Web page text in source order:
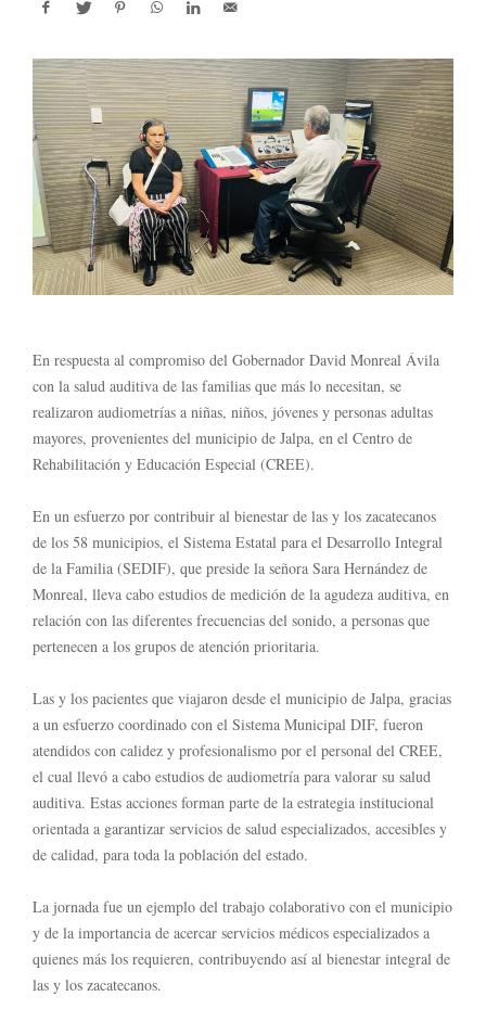
En respuesta al compromiso del Gobernador David Monreal Ávila
con la salud auditiva de las familias que más lo necesitan, se
realizaron audiometrías a niñas, niños, jóvenes y personas adultas
mayores, provenientes del municipio de Jalpa, en el Centro de
Rehabilitación y Educación Especial (CREE).
En un esfuerzo por contribuir al bienestar de las y los zacatecanos
de los 58 municipios, el Sistema Estatal para el Desarrollo Integral
de la Familia (SEDIF), que preside la señora Sara Hernández de
Monreal, lleva cabo estudios de medición de la agudeza auditiva, en
relación con las diferentes frecuencias del sonido, a personas que
pertenecen a los grupos de atención prioritaria.
Las y los pacientes que viajaron desde el municipio de Jalpa, gracias
a un esfuerzo coordinado con el Sistema Municipal DIF, fueron
atendidos con calidez y profesionalismo por el personal del CREE,
el cual llevó a cabo estudios de audiometría para valorar su salud
auditiva. Estas acciones forman parte de la estrategia institucional
orientada a garantizar servicios de salud especializados, accesibles y
de calidad, para toda la población del estado.
La jornada fue un ejemplo del trabajo colaborativo con el municipio
y de la importancia de acercar servicios médicos especializados a
quienes más los requieren, contribuyendo así al bienestar integral de
las y los zacatecanos.